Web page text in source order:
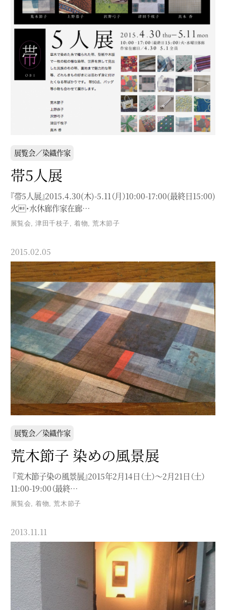
展覧会／染織作家
帯5人展
『帯5人展』2015.4.30(木)-5.11（月）10:00-17:00(最終日15:00)
火・水休廊作家在廊…
展覧会,津田千枝子 ,着物,荒木節子
2015.02.05
展覧会／染織作家
荒木節子 染めの風景展
『荒木節子染の風景展』2015年2月14日（土）〜2月21日（土）
11:00-19:00（最終…
展覧会,着物,荒木節子
2013.11.11